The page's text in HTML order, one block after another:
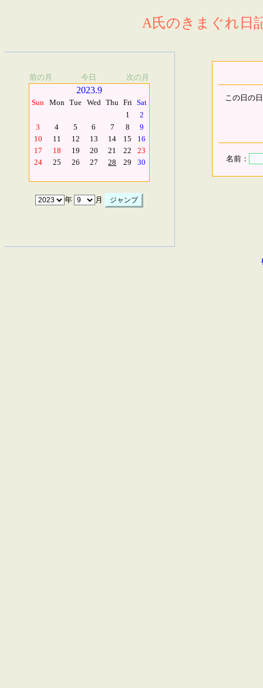
A氏のきまぐれ日
前の月 今日 次の月
2023.9
Sun Mon Tue Wed Thu Fri Sat
1
2
3
4 5 6 7 8
9
10
11 12 13 14 15
16
17
18 19 20 21 22
23
24
25 26 27 28 29 30
年 月
この日の
名前：